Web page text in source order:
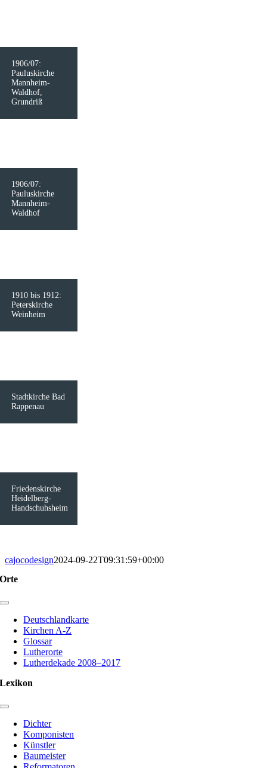
1906/07:
Pauluskirche
Mannheim-
Waldhof,
Grundriß
1906/07:
Pauluskirche
Mannheim-
Waldhof
1910 bis 1912:
Peterskirche
Weinheim
Stadtkirche Bad
Rappenau
Friedenskirche
Heidelberg-
Handschuhsheim
cajocodesign2024-09-22T09:31:59+00:00
Orte
Toggle
NavigationDeutschlandkarte
Kirchen A-Z
Glossar
Lutherorte
Lutherdekade 2008–2017
Lexikon
Toggle
Navigation
Dichter
Komponisten
Künstler
Baumeister